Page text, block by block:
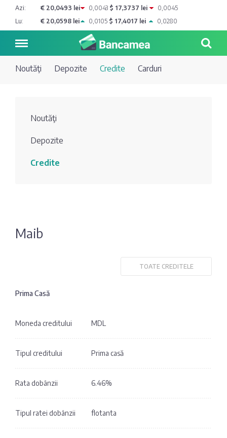
Azi: € 20,0493 lei 0,0043 $ 17,3737 lei
0,0045
Lu:
€ 20,0598 lei 0,0105 $ 17,4017 lei 0,0280
bancher
Fotografia
zilei
Comerțbank
Sondaj
Noutăţi Depozite Credite Carduri
Noutăţi
Depozite
Credite
Maib
TOATE CREDITELE
Prima Casă
Moneda creditului MDL
Tipul creditului Prima casă
Rata dobânzii 6.46%
Tipul ratei dobânzii flotanta